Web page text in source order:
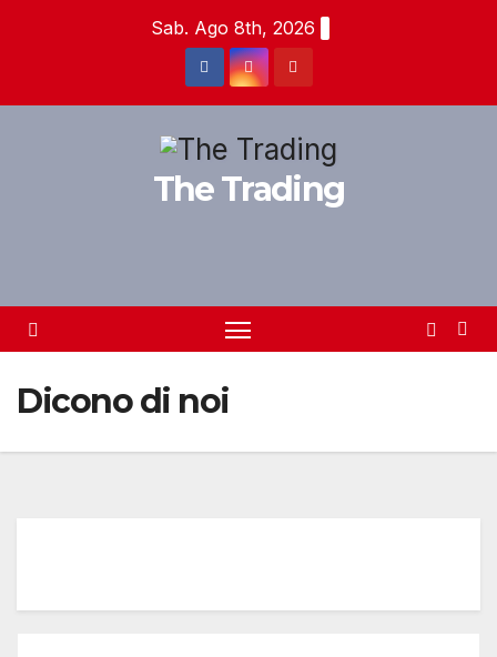
Sab. Ago 8th, 2026
The Trading
Dicono di noi